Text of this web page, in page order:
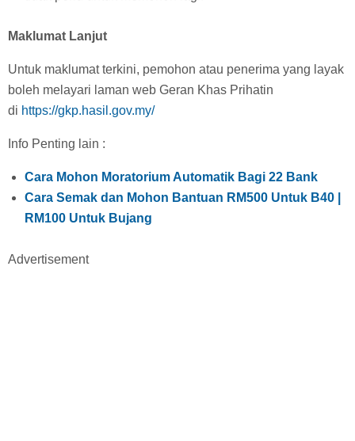
Maklumat Lanjut
Untuk maklumat terkini, pemohon atau penerima yang layak
boleh melayari laman web Geran Khas Prihatin
di https://gkp.hasil.gov.my/
Info Penting lain :
Cara Mohon Moratorium Automatik Bagi 22 Bank
Cara Semak dan Mohon Bantuan RM500 Untuk B40 |
RM100 Untuk Bujang
Advertisement